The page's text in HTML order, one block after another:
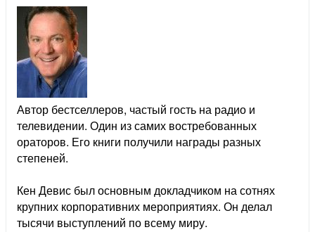
Автор бестселлеров, частый гость на радио и
телевидении. Один из самих востребованных
ораторов. Его книги получили награды разных
степеней.
Кен Девис был основным докладчиком на сотнях
крупних корпоративних мероприятиях. Он делал
тысячи выступлений по всему миру.